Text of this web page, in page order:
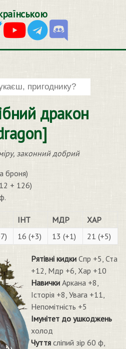
дракон
законний добрий
броня)
+ 126)
ІНТ МДР
ХАР
16 (+3) 13 (+1) 21 (+5)
Рятівні кидки Спр +5, Ста
+12, Мдр +6, Хар +10
Навички Аркана +8,
Історія +8, Увага +11,
Непомітність +5
Імунітет до ушкоджень
холод
Чуття сліпий зір 60 ф,